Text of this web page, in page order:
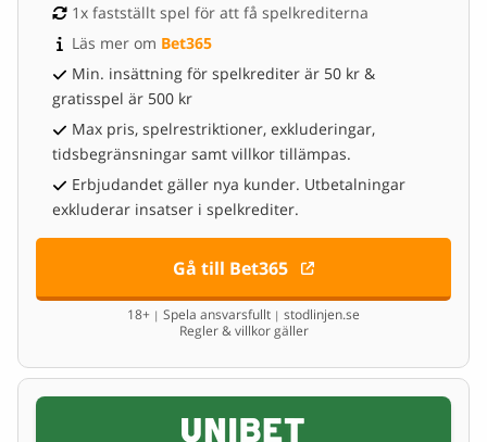
1x fastställt spel för att få spelkrediterna
Läs mer om Bet365
Min. insättning för spelkrediter är 50 kr &
gratisspel är 500 kr
Max pris, spelrestriktioner, exkluderingar,
tidsbegränsningar samt villkor tillämpas.
Erbjudandet gäller nya kunder. Utbetalningar
exkluderar insatser i spelkrediter.
Gå till Bet365
18+ | Spela ansvarsfullt | stodlinjen.se
Regler & villkor gäller